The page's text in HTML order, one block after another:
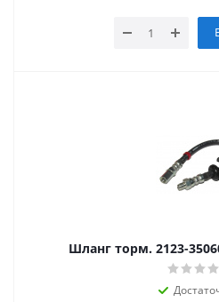
Шланг торм. 2123-